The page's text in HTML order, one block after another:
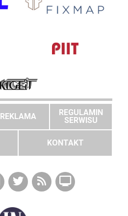
REKLAMA
REGULAMIN
SERWISU
KONTAKT